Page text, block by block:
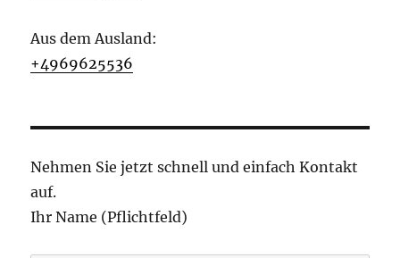
Aus dem Ausland:
+4969625536
Nehmen Sie jetzt schnell und einfach Kontakt
auf.
Ihr Name (Pflichtfeld)